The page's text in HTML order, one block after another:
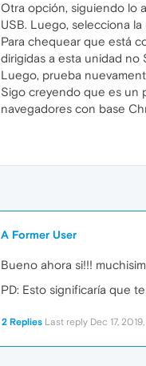
Otra opción, siguiendo lo
USB. Luego, selecciona
Para chequear que está
dirigidas a esta unidad no
Luego, prueba
Sigo creyendo que es un
navegadores con base
A Former User
Bueno ahora si!!!
PD: Esto significaría que
2 Replies Last reply Dec 17,